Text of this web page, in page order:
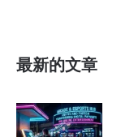
最新的文章